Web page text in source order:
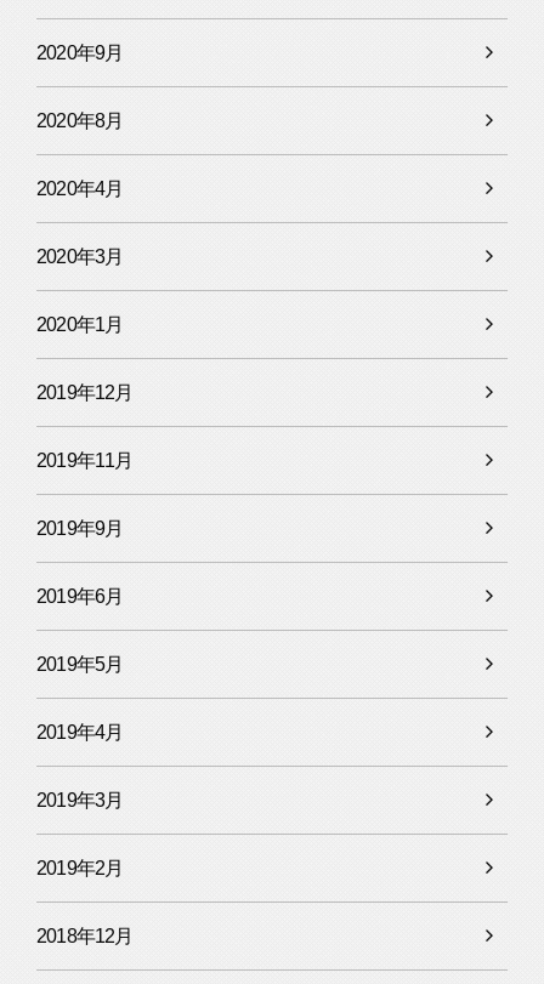
2020年9月
2020年8月
2020年4月
2020年3月
2020年1月
2019年12月
2019年11月
2019年9月
2019年6月
2019年5月
2019年4月
2019年3月
2019年2月
2018年12月